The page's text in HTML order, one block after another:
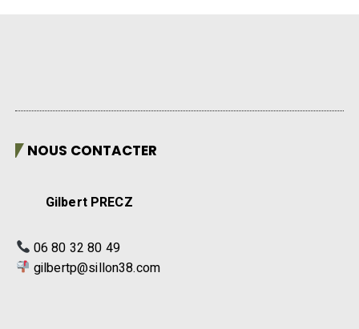
NOUS CONTACTER
Gilbert PRECZ
06 80 32 80 49
gilbertp@sillon38.com